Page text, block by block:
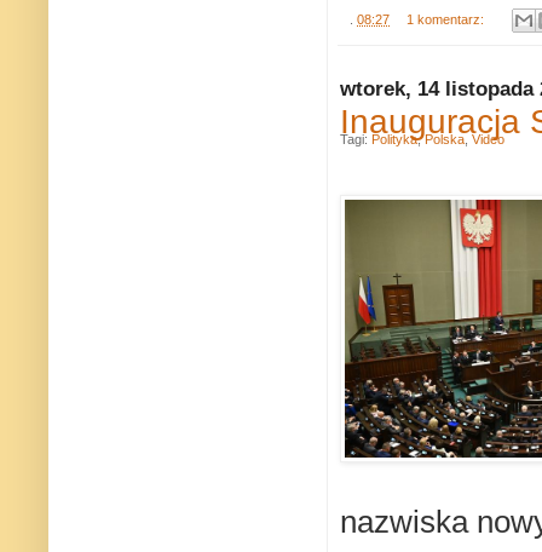
08:27 1 komentarz:
wtorek, 14 listopada
Inauguracja
nazwiska
Tagi: Polityka,Polska Video